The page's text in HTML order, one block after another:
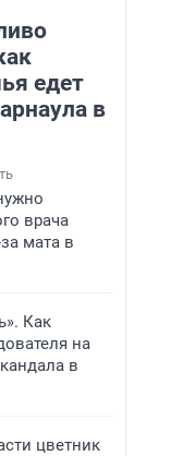
едет
в
врача
мата в
Как
на
в
цветник